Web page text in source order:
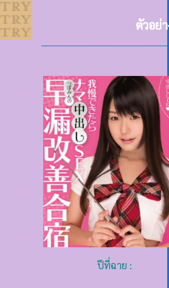
ตัวอย่
ปีที่ฉาย :